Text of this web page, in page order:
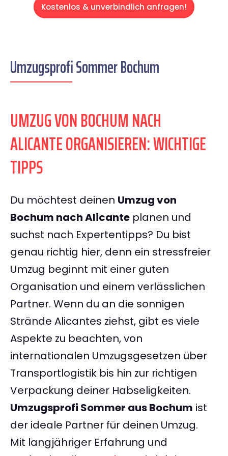
Kostenlos & unverbindlich anfragen!
Umzugsprofi Sommer Bochum
UMZUG VON BOCHUM NACH
ALICANTE ORGANISIEREN: WICHTIGE
TIPPS
Du möchtest deinen Umzug von
Bochum nach Alicante planen und
suchst nach Expertentipps? Du bist
genau richtig hier, denn ein stressfreier
Umzug beginnt mit einer guten
Organisation und einem verlässlichen
Partner. Wenn du an die sonnigen
Strände Alicantes ziehst, gibt es viele
Aspekte zu beachten, von
internationalen Umzugsgesetzen über
Transportlogistik bis hin zur richtigen
Verpackung deiner Habseligkeiten.
Umzugsprofi Sommer aus Bochum ist
der ideale Partner für deinen Umzug.
Mit langjähriger Erfahrung und